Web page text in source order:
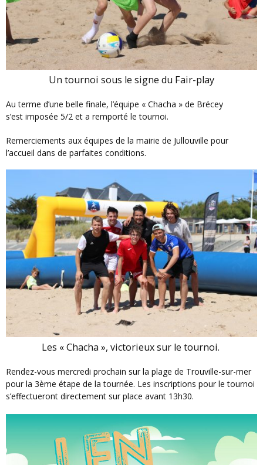
Un tournoi sous le signe du Fair-play
Au terme d’une belle finale, l’équipe « Chacha » de Brécey
s’est imposée 5/2 et a remporté le tournoi.
Remerciements aux équipes de la mairie de Jullouville pour
l’accueil dans de parfaites conditions.
Les « Chacha », victorieux sur le tournoi.
Rendez-vous mercredi prochain sur la plage de Trouville-sur-mer
pour la 3ème étape de la tournée. Les inscriptions pour le tournoi
s’effectueront directement sur place avant 13h30.